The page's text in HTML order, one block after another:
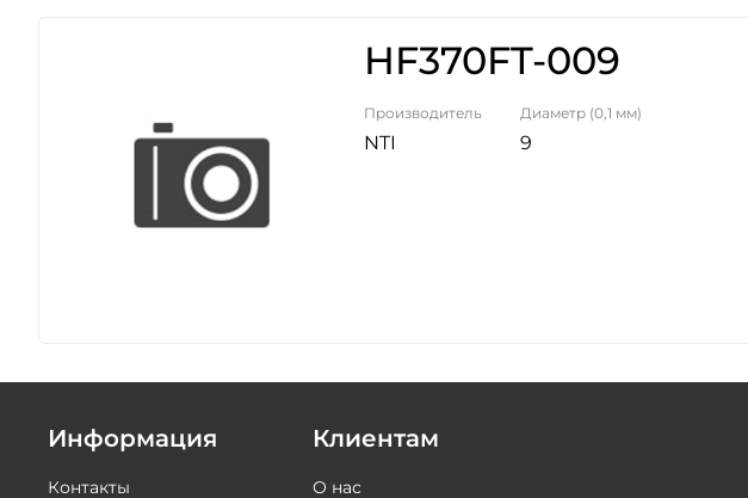
HF370FT-009
Производитель
NTI
Диаметр (0,1 мм)
9
Информация
Контакты
Клиентам
О нас